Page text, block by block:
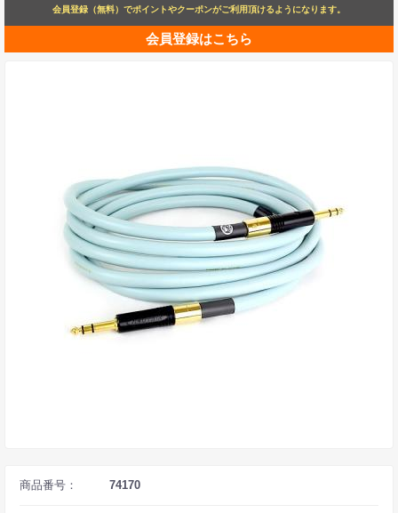
会員登録（無料）でポイントやクーポンがご利用頂けるようになります。
会員登録はこちら
商品番号： 74170